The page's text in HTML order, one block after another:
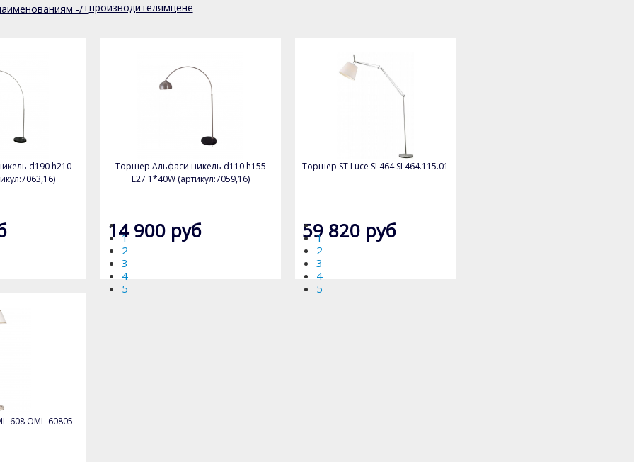
-/+производителямцене
d190 h210
Торшер Альфаси никель d110 h155
E27 1*40W (артикул:7059,16)
14 900 руб
1
2
3
4
5
Торшер ST Luce SL464 SL464.115.01
59 820 руб
1
2
3
4
5
608 OML-60805-